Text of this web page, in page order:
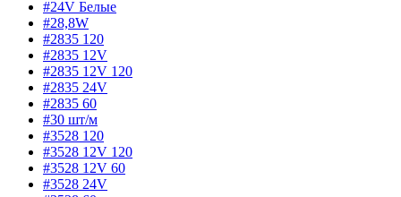
#24V Белые
#28,8W
#2835 120
#2835 12V
#2835 12V 120
#2835 24V
#2835 60
#30 шт/м
#3528 120
#3528 12V 120
#3528 12V 60
#3528 24V